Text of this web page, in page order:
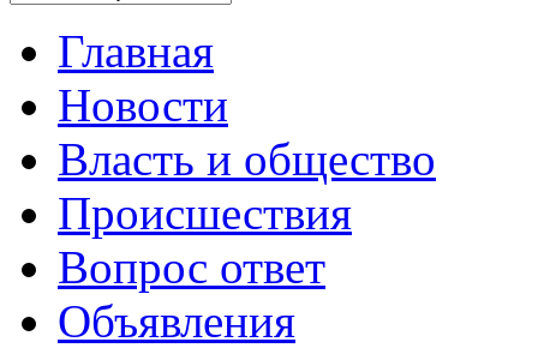
Главная
Новости
Власть и общество
Происшествия
Вопрос ответ
Объявления